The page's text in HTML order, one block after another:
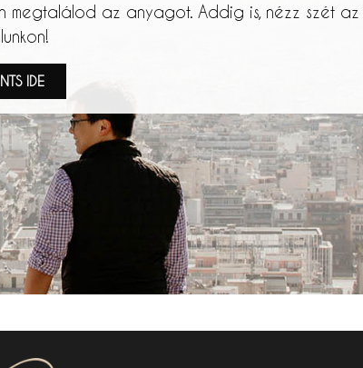
megtalálod az anyagot. Addig is, nézz szét az
IDE